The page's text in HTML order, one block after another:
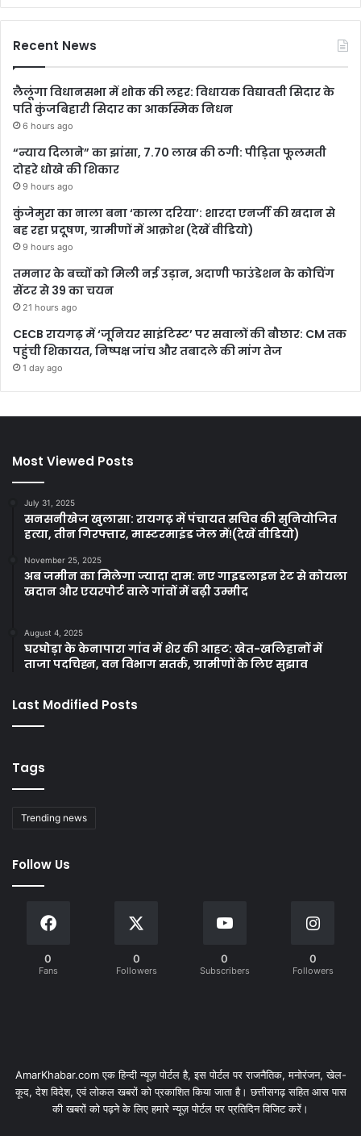
Recent News
लैलूंगा विधानसभा में शोक की लहर: विधायक विद्यावती सिदार के
पति कुंजबिहारी सिदार का आकस्मिक निधन
6 hours ago
“न्याय दिलाने” का झांसा, 7.70 लाख की ठगी: पीड़िता फूलमती
दोहरे धोखे की शिकार
9 hours ago
कुंजेमुरा का नाला बना ‘काला दरिया’: शारदा एनर्जी की खदान से
बह रहा प्रदूषण, ग्रामीणों में आक्रोश (देखें वीडियो)
9 hours ago
तमनार के बच्चों को मिली नई उड़ान, अदाणी फाउंडेशन के कोचिंग
सेंटर से 39 का चयन
21 hours ago
CECB रायगढ़ में ‘जूनियर साइंटिस्ट’ पर सवालों की बौछार: CM तक
पहुंची शिकायत, निष्पक्ष जांच और तबादले की मांग तेज
1 day ago
Most Viewed Posts
July 31, 2025
सनसनीखेज खुलासा: रायगढ़ में पंचायत सचिव की सुनियोजित
हत्या, तीन गिरफ्तार, मास्टरमाइंड जेल में!(देखें वीडियो)
November 25, 2025
अब जमीन का मिलेगा ज्यादा दाम: नए गाइडलाइन रेट से कोयला
खदान और एयरपोर्ट वाले गांवों में बढ़ी उम्मीद
August 4, 2025
घरघोड़ा के केनापारा गांव में शेर की आहट: खेत-खलिहानों में
ताजा पदचिह्न, वन विभाग सतर्क, ग्रामीणों के लिए सुझाव
Last Modified Posts
Tags
Trending news
Follow Us
0
Fans
0
Followers
0
Subscribers
0
Followers
AmarKhabar.com एक हिन्दी न्यूज़ पोर्टल है, इस पोर्टल पर राजनैतिक, मनोरंजन, खेल-
कूद, देश विदेश, एवं लोकल खबरों को प्रकाशित किया जाता है। छत्तीसगढ़ सहित आस पास
की खबरों को पढ़ने के लिए हमारे न्यूज़ पोर्टल पर प्रतिदिन विजिट करें।